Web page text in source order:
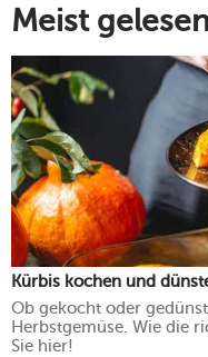
Meist
Kürbis kochen und
Ob gekocht oder
Herbstgemüse. Wie die
Sie hier!